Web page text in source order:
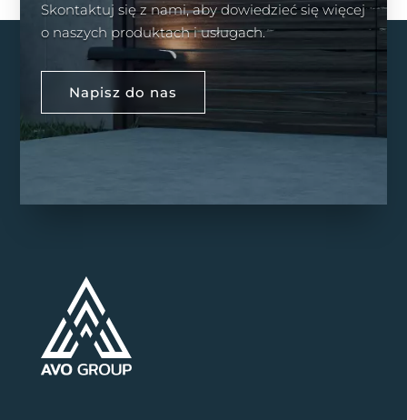
Skontaktuj się z nami, aby dowiedzieć się więcej
o naszych produktach i usługach.
Napisz do nas